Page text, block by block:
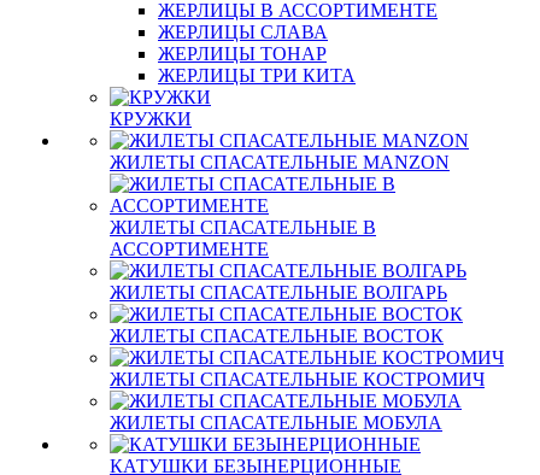
ЖЕРЛИЦЫ В АССОРТИМЕНТЕ
ЖЕРЛИЦЫ СЛАВА
ЖЕРЛИЦЫ ТОНАР
ЖЕРЛИЦЫ ТРИ КИТА
КРУЖКИ
ЖИЛЕТЫ СПАСАТЕЛЬНЫЕ MANZON
ЖИЛЕТЫ СПАСАТЕЛЬНЫЕ В
АССОРТИМЕНТЕ
ЖИЛЕТЫ СПАСАТЕЛЬНЫЕ ВОЛГАРЬ
ЖИЛЕТЫ СПАСАТЕЛЬНЫЕ ВОСТОК
ЖИЛЕТЫ СПАСАТЕЛЬНЫЕ КОСТРОМИЧ
ЖИЛЕТЫ СПАСАТЕЛЬНЫЕ МОБУЛА
КАТУШКИ БЕЗЫНЕРЦИОННЫЕ